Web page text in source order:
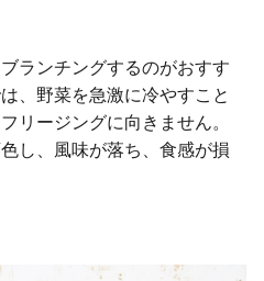
ランチングするのがおすす
、野菜を急激に冷やすこと
リージングに向きません。
し、風味が落ち、食感が損